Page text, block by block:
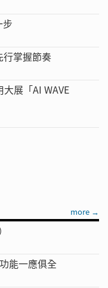
掌握節奏
展「AI WAVE
more →
能一應俱全